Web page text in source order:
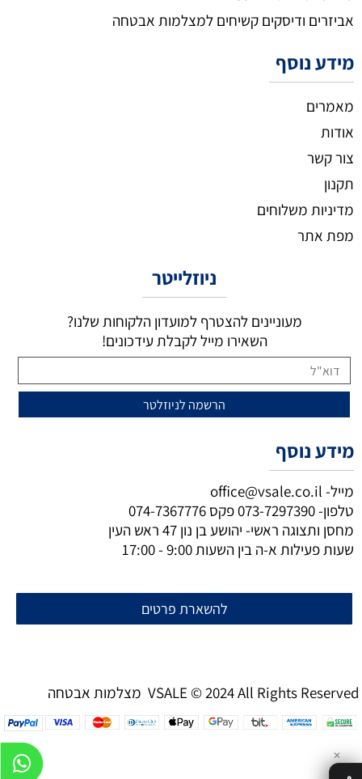
אביזרים ודיסקים קשיחים למצלמות אבטחה
מידע נוסף
מאמרים
אודות
צור קשר
תקנון
מדיניות משלוחים
מפת אתר
ניוזלייטר
מעוניינים להצטרף למועדון הלקוחות שלנו?
השאירו מייל לקבלת עידכונים!
מידע נוסף
מייל- office@vsale.co.il
טלפון-073-7297390פקס 074-7367776
מחסן ותצוגה ראשי- יהושע בן נון 47 ראש העין
שעות פעילות א-ה בין השעות 9:00 - 17:00
להשארת פרטים
מצלמות אבטחה VSALE © 2024 All Rights Reserved
✕